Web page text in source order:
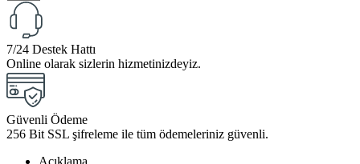
7/24 Destek Hattı
Online olarak sizlerin hizmetinizdeyiz.
Güvenli Ödeme
256 Bit SSL şifreleme ile tüm ödemeleriniz güvenli.
Açıklama